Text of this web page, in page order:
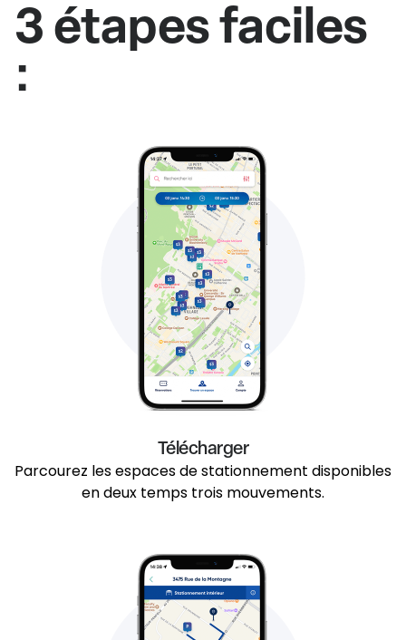
3 étapes faciles
:
Télécharger
Parcourez les espaces de stationnement disponibles
en deux temps trois mouvements.